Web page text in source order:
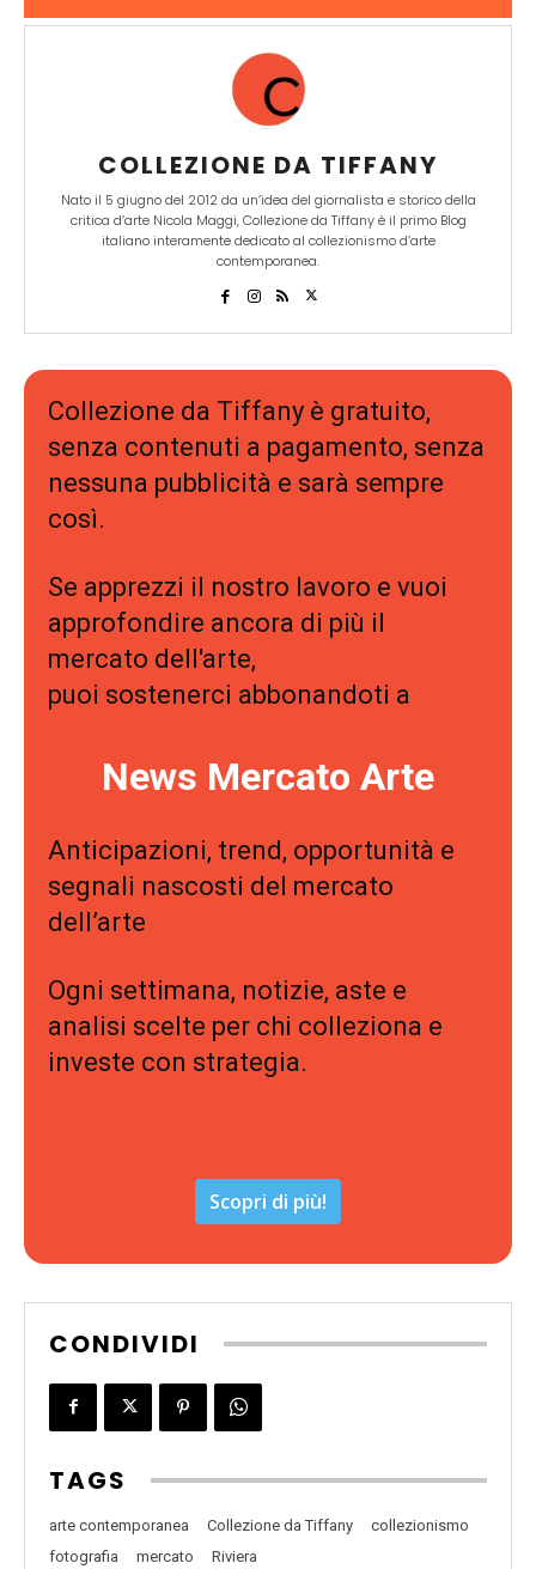
COLLEZIONE DA TIFFANY
Nato il 5 giugno del 2012 da un’idea del giornalista e storico della
critica d’arte Nicola Maggi, Collezione da Tiffany è il primo Blog
italiano interamente dedicato al collezionismo d’arte
contemporanea.
Collezione da Tiffany è gratuito,
senza contenuti a pagamento, senza
nessuna pubblicità e sarà sempre
così.
Se apprezzi il nostro lavoro e vuoi
approfondire ancora di più il
mercato dell'arte,
puoi sostenerci abbonandoti a
News Mercato Arte
Anticipazioni, trend, opportunità e
segnali nascosti del mercato
dell’arte
Ogni settimana, notizie, aste e
analisi scelte per chi colleziona e
investe con strategia.
Scopri di più!
CONDIVIDI
TAGS
arte contemporanea Collezione da Tiffany
collezionismo
fotografia
mercato Riviera